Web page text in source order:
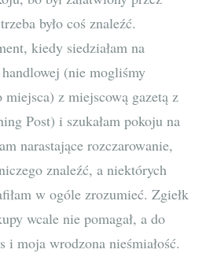
było coś znaleźć.
kiedy siedziałam na
(nie mogliśmy
miejsca) z miejscową gazetą z
Post) i szukałam pokoju na
narastające rozczarowanie,
znaleźć, a niektórych
w ogóle zrozumieć. Zgiełk
wcale nie pomagał, a do
i moja wrodzona nieśmiałość.